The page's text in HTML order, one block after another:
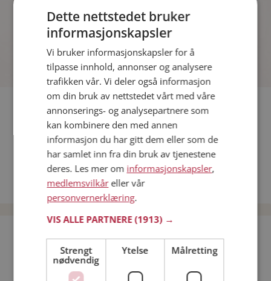
treningsentusiast som deg selv?
Fler single
Flere singlekvinner fra Vefsn :Kristina,Wenche,Reidi
Menn fra Vefsn
Date kvinner i Norge
Date menn i Norge
Bli medlem gratis!
Jeg er en: Mann Kvinne
Dette nettstedet bruker
informasjonskapsler
Vi bruker informasjonskapsler for å
tilpasse innhold, annonser og analysere
trafikken vår. Vi deler også informasjon
om din bruk av nettstedet vårt med våre
annonserings- og analysepartnere som
kan kombinere den med annen
informasjon du har gitt dem eller som de
har samlet inn fra din bruk av tjenestene
deres. Les mer om informasjonskapsler,
medlemsvilkåreller vår
personvernerklæring.
VIS ALLE PARTNERE(1913) →
Strengt
nødvendig
Ytelse Målretting